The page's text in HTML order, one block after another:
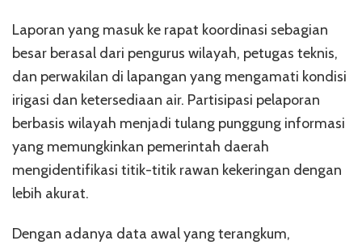
Laporan yang masuk ke rapat koordinasi sebagian
besar berasal dari pengurus wilayah, petugas teknis,
dan perwakilan di lapangan yang mengamati kondisi
irigasi dan ketersediaan air. Partisipasi pelaporan
berbasis wilayah menjadi tulang punggung informasi
yang memungkinkan pemerintah daerah
mengidentifikasi titik-titik rawan kekeringan dengan
lebih akurat.
Dengan adanya data awal yang terangkum,